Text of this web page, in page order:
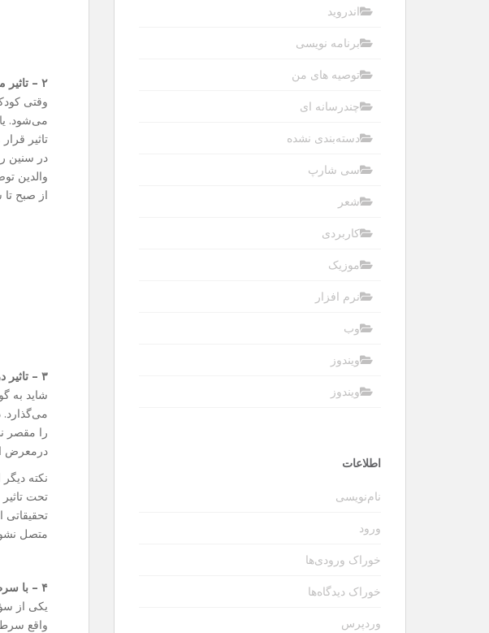
۲ – تاثیر منفی بر رشد کودکان
وقتی
می‌شود.
تاثیر
در سنین
والدین
از صبح
۳ – تاثیر در باروری مردان و زنان
شاید به
را مقصر
درمعرض
نکته
تحت
تحقیقاتی
متصل
۴ – با سرطان ارتباط دارد؟
یکی از
واقع
اندروید
برنامه نویسی
توصیه های من
چندرسانه ای
دسته‌بندی نشده
سی شارپ
شعر
کاربردی
موزیک
نرم افزار
وب
ویندوز
ویندوز
اطلاعات
نام‌نویسی
ورود
خوراک ورودی‌ها
خوراک دیدگاه‌ها
وردپرس